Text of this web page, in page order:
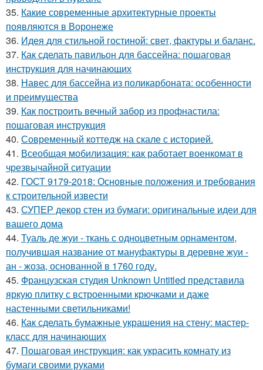
35. Какие современные архитектурные проекты
появляются в Воронеже
36. Идея для стильной гостиной: свет, фактуры и баланс.
37. Как сделать павильон для бассейна: пошаговая
инструкция для начинающих
38. Навес для бассейна из поликарбоната: особенности
и преимущества
39. Как построить вечный забор из профнастила:
пошаговая инструкция
40. Современный коттедж на скале с историей.
41. Всеобщая мобилизация: как работает военкомат в
чрезвычайной ситуации
42. ГОСТ 9179-2018: Основные положения и требования
к строительной извести
43. СУПЕР декор стен из бумаги: оригинальные идеи для
вашего дома
44. Туаль де жуи - ткань с одноцветным орнаментом,
получившая название от мануфактуры в деревне жуи -
ан - жоза, основанной в 1760 году.
45. Французская студия Unknown Untitled представила
яркую плитку с встроенными крючками и даже
настенными светильниками!
46. Как сделать бумажные украшения на стену: мастер-
класс для начинающих
47. Пошаговая инструкция: как украсить комнату из
бумаги своими руками